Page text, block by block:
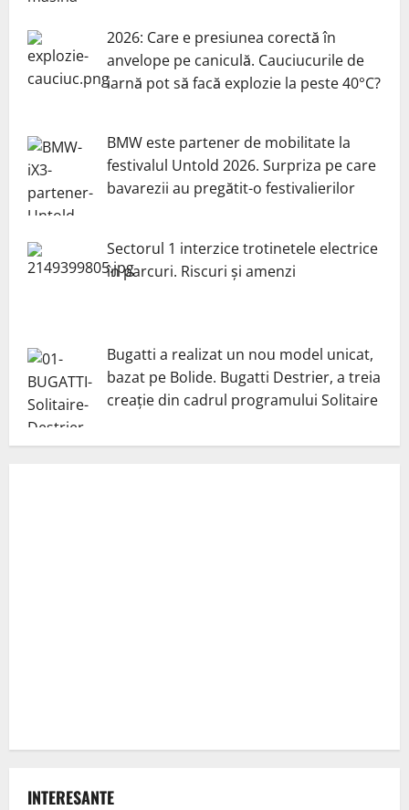
2026: Care e presiunea corectă în
anvelope pe caniculă. Cauciucurile de
iarnă pot să facă explozie la peste 40°C?
BMW este partener de mobilitate la
festivalul Untold 2026. Surpriza pe care
bavarezii au pregătit-o festivalierilor
Sectorul 1 interzice trotinetele electrice
în parcuri. Riscuri și amenzi
Bugatti a realizat un nou model unicat,
bazat pe Bolide. Bugatti Destrier, a treia
creație din cadrul programului Solitaire
INTERESANTE